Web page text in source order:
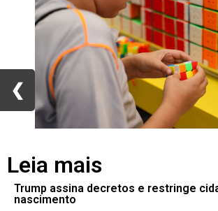
Leia mais
Trump assina decretos e restringe
nascimento
❮
❮